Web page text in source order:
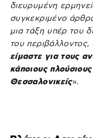
διευρυμένη
συγκεκριμένο
μια τάξη υπέρ του
του
είμαστε για τους
κάποιους
Θεσσαλονικείς».